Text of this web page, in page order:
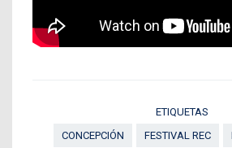
ETIQUETAS
CONCEPCIÓN
FESTIVAL REC